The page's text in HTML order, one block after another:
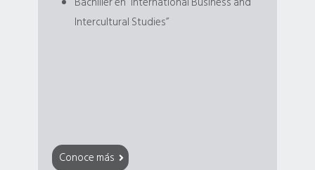
Intercultural Studies”
Conoce más